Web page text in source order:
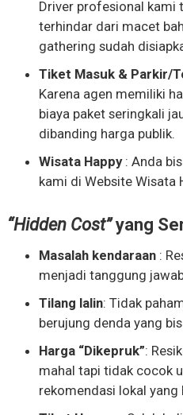
Driver profesional kami
terhindar dari macet
gathering sudah
Tiket Masuk & Parkir/
Karena agen memiliki
biaya paket seringkali
dibanding harga publik.
Wisata Happy: Anda
kami di Website Wisata
“Hidden Cost”yang
Masalah kendaraan:
menjadi tanggung
Tilang lalin: Tidak
berujung denda yang
Harga “Dikepruk”:
mahal tapi tidak cocok
rekomendasi lokal yang